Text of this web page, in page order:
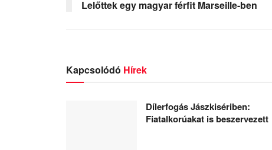
Lelőttek egy magyar férfit Marseille-ben
Kapcsolódó Hírek
Dílerfogás Jászkisériben:
Fiatalkorúakat is beszervezett